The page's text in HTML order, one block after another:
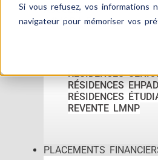
Si vous refusez, vos
navigateur pour mémoriser vos
ACCUEIL
IMMOBILIER
RÉSIDENCES
RÉSIDENCES EHPAD
RÉSIDENCES
REVENTE LMNP
PLACEMENTS